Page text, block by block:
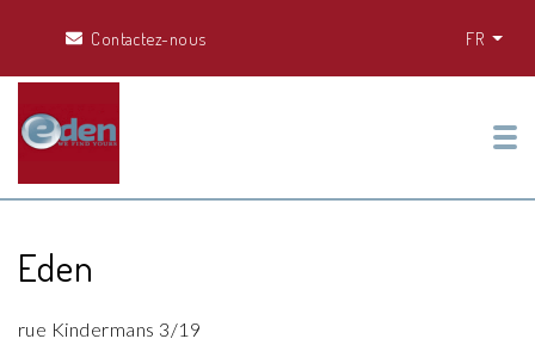
Contactez-nous FR
Eden
rue Kindermans 3/19